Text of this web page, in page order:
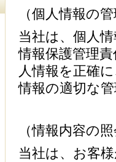
（個人情報の
当社は、個人
情報保護管理
人情報を正確
情報の適切な
（情報内容の
当社は、お客